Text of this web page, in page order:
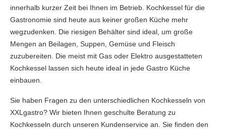
innerhalb kurzer Zeit bei Ihnen im Betrieb. Kochkessel für die
Gastronomie sind heute aus keiner großen Küche mehr
wegzudenken. Die riesigen Behälter sind ideal, um große
Mengen an Beilagen, Suppen, Gemüse und Fleisch
zuzubereiten. Die meist mit Gas oder Elektro ausgestatteten
Kochkessel lassen sich heute ideal in jede Gastro Küche
einbauen.
Sie haben Fragen zu den unterschiedlichen Kochkesseln von
XXLgastro? Wir bieten Ihnen geschulte Beratung zu
Kochkesseln durch unseren Kundenservice an. Sie finden den